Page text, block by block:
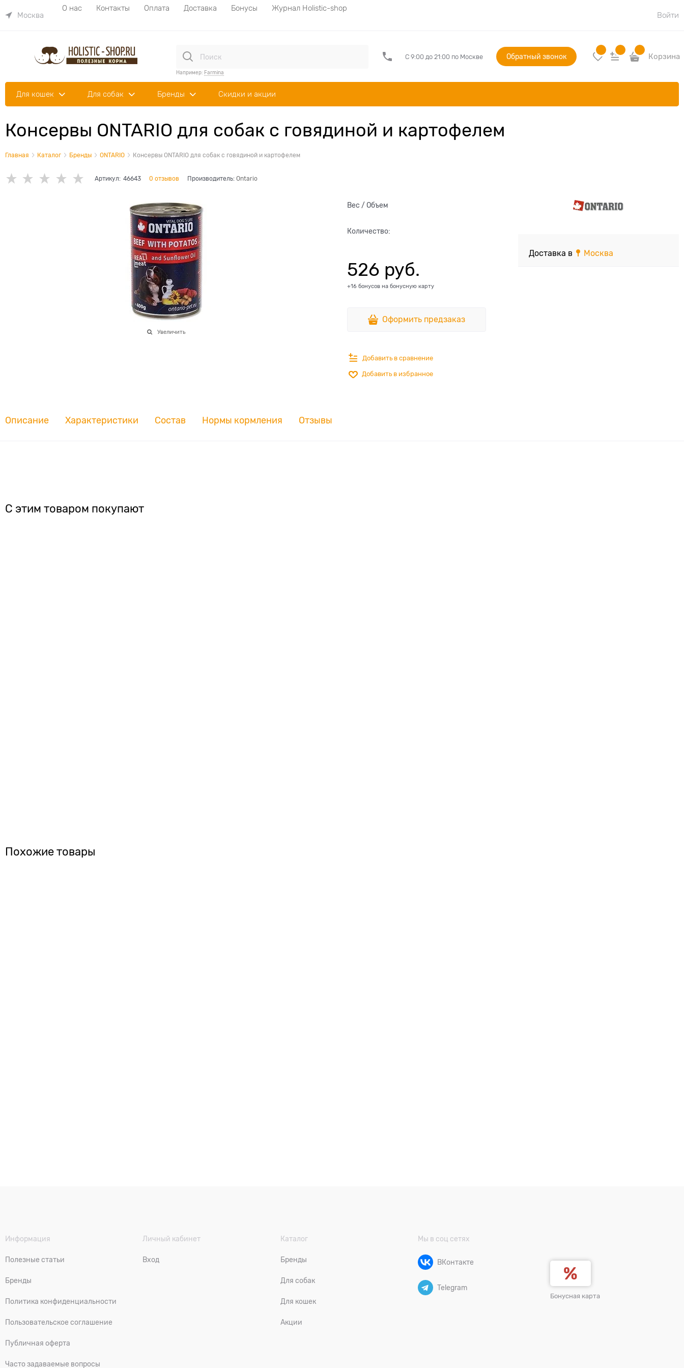
Москва
О нас Контакты Оплата Доставка Бонусы
Журнал Holistic-shop
Войти
Например: Farmina
С 9:00 до 21:00 по Москве Обратный звонок Корзина
Для кошек Для собак Бренды Скидки и акции
Консервы ONTARIO для собак с говядиной и картофелем
Главная Каталог Бренды ONTARIO Консервы ONTARIO для собак с говядиной и картофелем
Артикул: 46643 0 отзывов Производитель: Ontario
Увеличить
Вес / Объем
Количество:
526 руб.
+16 бонусов на бонусную карту
Оформить предзаказ
Добавить в сравнение
Добавить в избранное
Доставка в Москва
Описание Характеристики Состав Нормы кормления Отзывы
С этим товаром покупают
Похожие товары
Информация
Полезные статьи
Бренды
Политика конфиденциальности
Пользовательское соглашение
Публичная оферта
Часто задаваемые вопросы
Личный кабинет
Вход
Каталог
Бренды
Для собак
Для кошек
Акции
Мы в соц сетях
ВКонтакте
Telegram
Бонусная карта